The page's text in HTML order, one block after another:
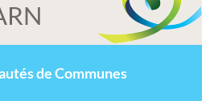
de Communes